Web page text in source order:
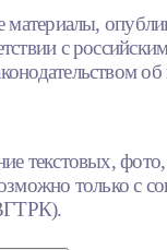
с
об
текстовых,
только с